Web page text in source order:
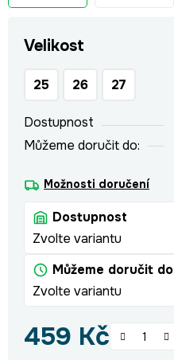
Velikost
25 26 27
Dostupnost
Můžeme doručit do:
Možnosti doručení
Dostupnost
Zvolte variantu
Můžeme doručit do
Zvolte variantu
459 Kč